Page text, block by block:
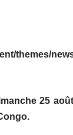
themes/
25